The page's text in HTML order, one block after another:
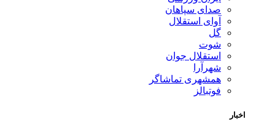
صدای سپاهان
آوای استقلال
گل
شوت
استقلال جوان
شهرآرا
همشهری تماشاگر
فوتبالز
اخبار